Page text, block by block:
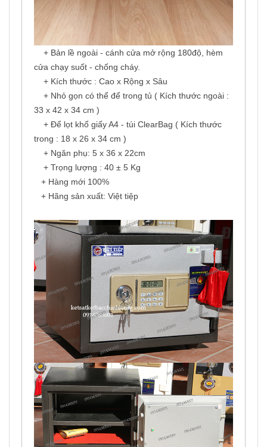
+ Bản lề ngoài - cánh cửa mở rộng 180độ, hèm
cửa chạy suốt - chống cháy.
+ Kích thước : Cao x Rộng x Sâu
+ Nhỏ gọn có thể để trong tủ ( Kích thước ngoài :
33 x 42 x 34 cm )
+ Để lọt khổ giấy A4 - túi ClearBag ( Kích thước
trong : 18 x 26 x 34 cm )
+ Ngăn phụ: 5 x 36 x 22cm
+ Trọng lượng : 40 ± 5 Kg
+ Hàng mới 100%
+ Hãng sản xuất: Việt tiệp